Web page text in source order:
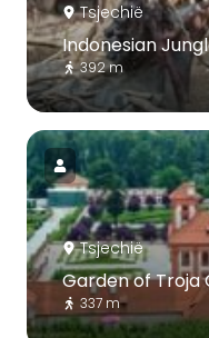
Tsjechië
Indonesian
392 m
Tsjechië
Garden of Troja
337 m